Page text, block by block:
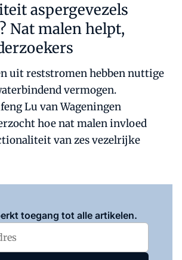
aspergevezels
Nat malen helpt,
uit reststromen hebben nuttige
vermogen.
Lu van Wageningen
hoe nat malen invloed
van zes vezelrijke
toegang tot alle artikelen.